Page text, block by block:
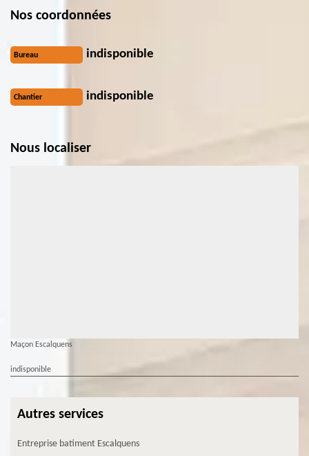
Nos coordonnées
Bureau indisponible
Chantier indisponible
Nous localiser
Maçon Escalquens
indisponible
Autres services
Entreprise batiment Escalquens